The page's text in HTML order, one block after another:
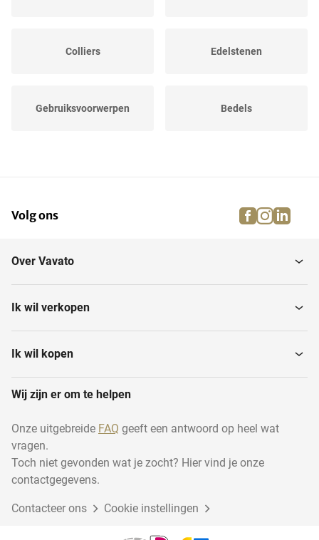
Colliers Edelstenen
Gebruiksvoorwerpen Bedels
Manchetknopen Oorbellen
Aanstekers
Volg ons facebook
Over Vavato
Ik wil verkopen
Ik wil kopen
Wij zijn er om te helpen
Onze uitgebreide FAQ geeft een antwoord op heel wat
vragen.
Toch niet gevonden wat je zocht? Hier vind je onze
contactgegevens.
Contacteer ons Cookie instellingen